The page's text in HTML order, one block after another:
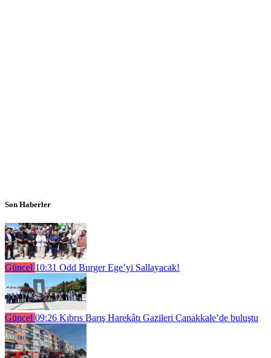
Son Haberler
Güncel 10:31 Odd Burger Ege’yi Sallayacak!
Güncel 09:26 Kıbrıs Barış Harekâtı Gazileri Çanakkale’de buluştu